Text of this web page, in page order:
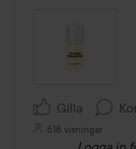
Gilla
618 visningar